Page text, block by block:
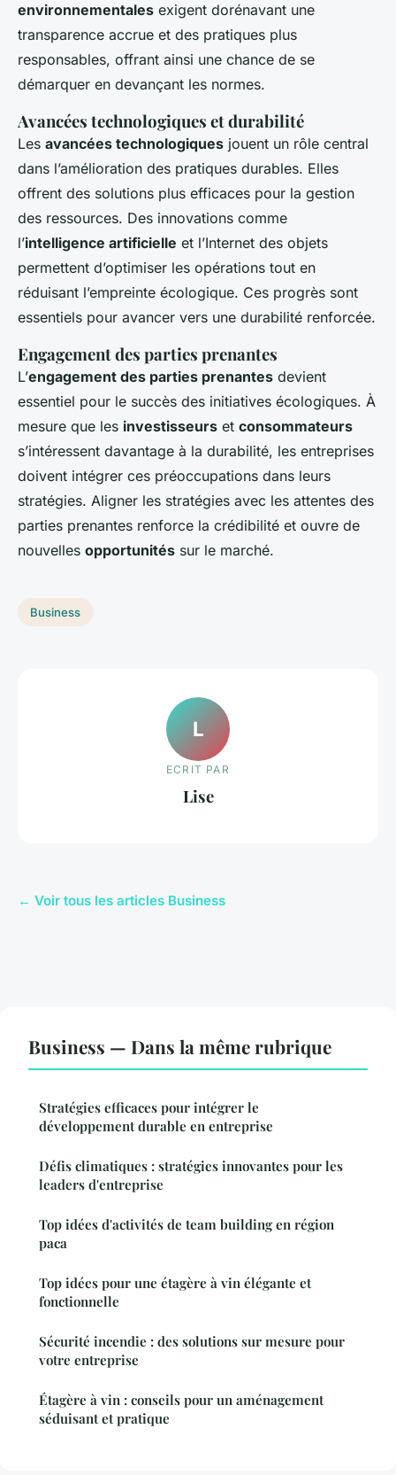
environnementales exigent dorénavant une
transparence accrue et des pratiques plus
responsables, offrant ainsi une chance de se
démarquer en devançant les normes.
Avancées technologiques et durabilité
Les avancées technologiques jouent un rôle central
dans l’amélioration des pratiques durables. Elles
offrent des solutions plus efficaces pour la gestion
des ressources. Des innovations comme
l’intelligence artificielle et l’Internet des objets
permettent d’optimiser les opérations tout en
réduisant l’empreinte écologique. Ces progrès sont
essentiels pour avancer vers une durabilité renforcée.
Engagement des parties prenantes
L’engagement des parties prenantes devient
essentiel pour le succès des initiatives écologiques. À
mesure que les investisseurs et consommateurs
s’intéressent davantage à la durabilité, les entreprises
doivent intégrer ces préoccupations dans leurs
stratégies. Aligner les stratégies avec les attentes des
parties prenantes renforce la crédibilité et ouvre de
nouvelles opportunités sur le marché.
Business
L
ECRIT PAR
Lise
← Voir tous les articles Business
Business — Dans la même rubrique
Stratégies efficaces pour intégrer le
développement durable en entreprise
Défis climatiques : stratégies innovantes pour les
leaders d'entreprise
Top idées d'activités de team building en région
paca
Top idées pour une étagère à vin élégante et
fonctionnelle
Sécurité incendie : des solutions sur mesure pour
votre entreprise
Étagère à vin : conseils pour un aménagement
séduisant et pratique